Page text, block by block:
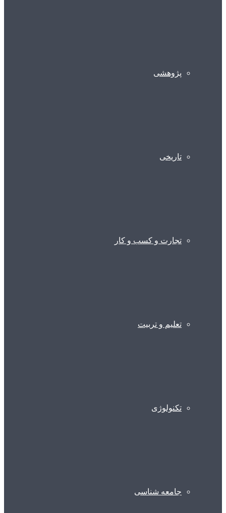
پژوهشی
تاریخی
تجارت و کسب و کار
تعلیم و تربیت
تکنولوژی
جامعه شناسی